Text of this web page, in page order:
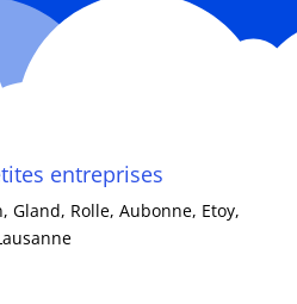
entreprises
Gland, Rolle, Aubonne, Etoy,